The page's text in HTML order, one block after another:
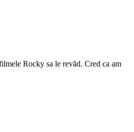
Rocky sa le revăd. Cred ca am